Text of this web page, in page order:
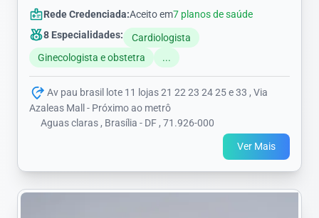
Rede Credenciada:Aceito em7 planos de saúde
8 Especialidades:
Cardiologista
Ginecologista e obstetra
...
Av pau brasil lote 11 lojas 21 22 23 24 25 e 33 , Via
Azaleas Mall - Próximo ao metrô
Aguas claras , Brasília - DF , 71.926-000
Ver Mais